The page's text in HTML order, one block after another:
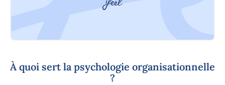
À quoi sert la psychologie organisationnelle
?